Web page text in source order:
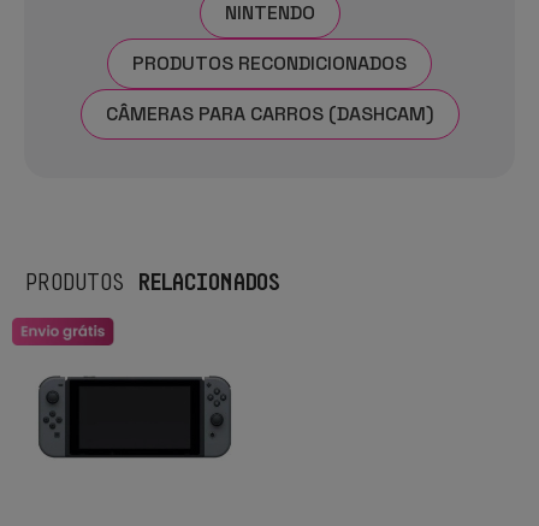
NINTENDO
PRODUTOS RECONDICIONADOS
CÂMERAS PARA CARROS (DASHCAM)
PRODUTOS RELACIONADOS